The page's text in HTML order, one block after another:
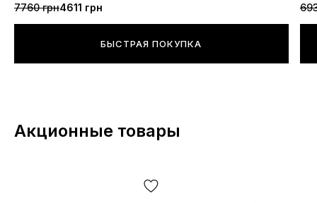
7760 грн4611 грн
БЫСТРАЯ ПОКУПКА
Акционные товары